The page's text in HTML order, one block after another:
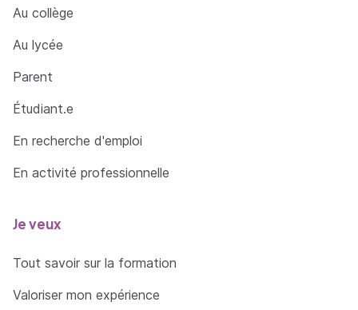
Au collège
Au lycée
Parent
Étudiant.e
En recherche d'emploi
En activité professionnelle
Je veux
Tout savoir sur la formation
Valoriser mon expérience